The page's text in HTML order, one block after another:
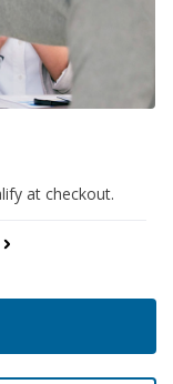
at checkout.